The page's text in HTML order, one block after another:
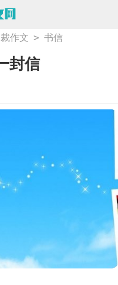
作文 > 书信
封信